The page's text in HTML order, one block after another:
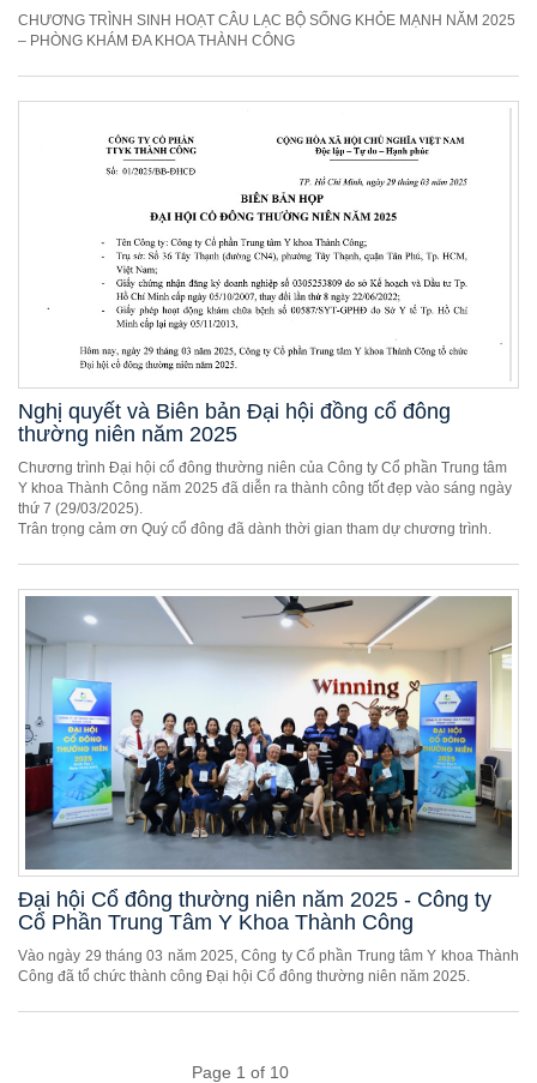
CHƯƠNG TRÌNH SINH HOẠT CÂU LẠC BỘ SỐNG KHỎE MẠNH NĂM 2025
– PHÒNG KHÁM ĐA KHOA THÀNH CÔNG
Nghị quyết và Biên bản Đại hội đồng cổ đông
thường niên năm 2025
Chương trình Đại hội cổ đông thường niên của Công ty Cổ phần Trung tâm
Y khoa Thành Công năm 2025 đã diễn ra thành công tốt đẹp vào sáng ngày
thứ 7 (29/03/2025).
Trân trọng cảm ơn Quý cổ đông đã dành thời gian tham dự chương trình.
Đại hội Cổ đông thường niên năm 2025 - Công ty
Cổ Phần Trung Tâm Y Khoa Thành Công
Vào ngày 29 tháng 03 năm 2025, Công ty Cổ phần Trung tâm Y khoa Thành
Công đã tổ chức thành công Đại hội Cổ đông thường niên năm 2025.
Page 1 of 10